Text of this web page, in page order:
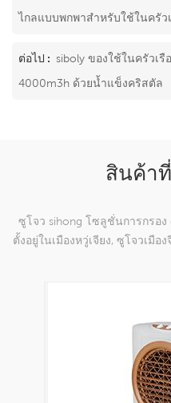
ไกลแบบพกพาสำหรับใช้ในครัว
ต่อไป : siboly ของใช้ในครัวเ
4000m3h ด้วยน้ำแข็งคริสตัล
สินค้า
ซูโจว sihong โซลูชั่นการกรอง
ตั้งอยู่ในเมืองหวู่เจียง, ซูโจวเมื